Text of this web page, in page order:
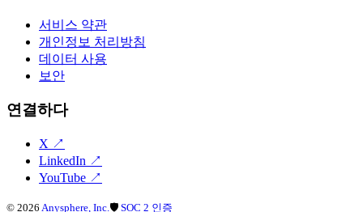
서비스 약관
개인정보 처리방침
데이터 사용
보안
연결하다
X ↗
LinkedIn ↗
YouTube ↗
© 2026 Anysphere, Inc. 🛡 SOC 2 인증